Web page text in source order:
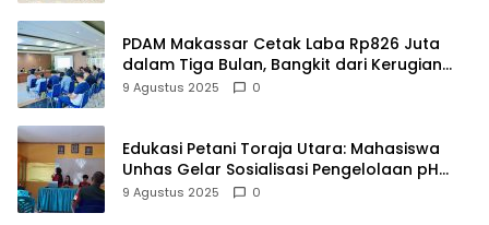
PDAM Makassar Cetak Laba Rp826 Juta
dalam Tiga Bulan, Bangkit dari Kerugian
Rp5,2 Miliar
9 Agustus 2025 0
Edukasi Petani Toraja Utara: Mahasiswa
Unhas Gelar Sosialisasi Pengelolaan pH
Tanah
9 Agustus 2025 0